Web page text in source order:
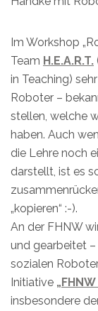
Im Workshop
Team H.E.A.R.T.
in Teaching)
Roboter –
stellen, welche
haben. Auch
die Lehre noch
darstellt, ist es
„kopieren“ :-).
An der FHNW
und gearbeitet
sozialen
Initiative
insbesondere